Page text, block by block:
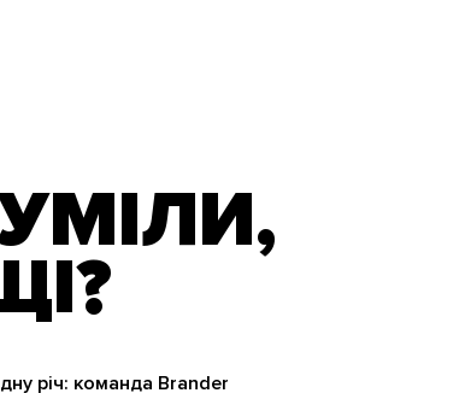
річ: команда Brander